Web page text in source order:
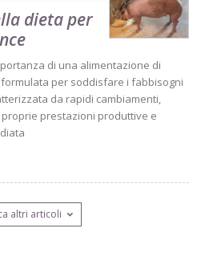
dieta per
di una alimentazione di
per soddisfare i fabbisogni
da rapidi cambiamenti,
prestazioni produttive e
altri articoli